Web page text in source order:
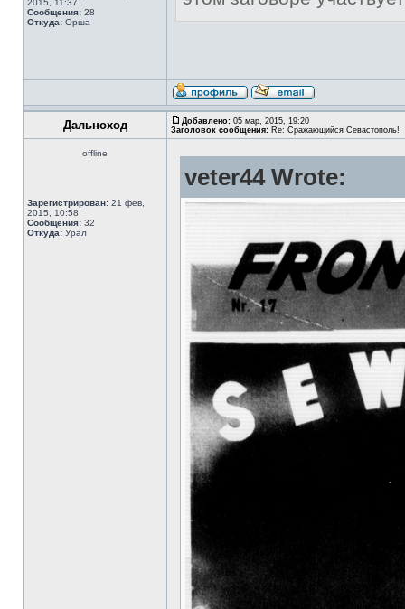
2015, 11:37
Сообщения: 28
Откуда: Орша
Дальноход Добавлено: 05 мар, 2015, 19:20
Заголовок сообщения: Re: Сражающийся Севастополь!
offline
Зарегистрирован: 21 фев,
2015, 10:58
Сообщения: 32
Откуда: Урал
veter44 Wrote: